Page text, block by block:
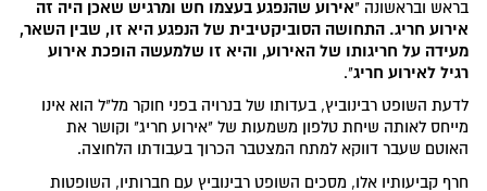
בראש ובראשונה "אירוע שהנפגע בעצמו חש ומרגיש שאכן היה זה
אירוע חריג. התחושה הסוביקטיבית של הנפגע היא זו, שבין השאר,
מעידה על חריגותו של האירוע, והיא זו שלמעשה הופכת אירוע
רגיל לאירוע חריג".
לדעת השופט רבינוביץ, בעדותו של בנרויה בפני חוקר מל"ל הוא אינו
מייחס לאותה שיחת טלפון משמעות של "אירוע חריג" וקושר את
האוטם שעבר דווקא למתח המצטבר הכרוך בעבודתו הלחוצה.
חרף קביעותיו אלו, מסכים השופט רבינוביץ עם חברותיו, השופטות